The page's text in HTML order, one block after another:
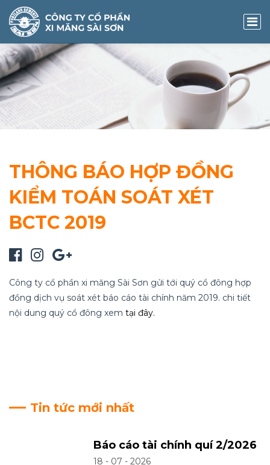
THÔNG BÁO HỢP ĐỒNG
KIỂM TOÁN SOÁT XÉT
BCTC 2019
Công ty cổ phần xi măng Sài Sơn gửi tới quý cổ đông hợp
đồng dịch vụ soát xét báo cáo tài chính năm 2019. chi tiết
nội dung quý cổ đông xem tại đây.
Tin tức mới nhất
Báo cáo tài chính quí 2/2026
18 - 07 - 2026